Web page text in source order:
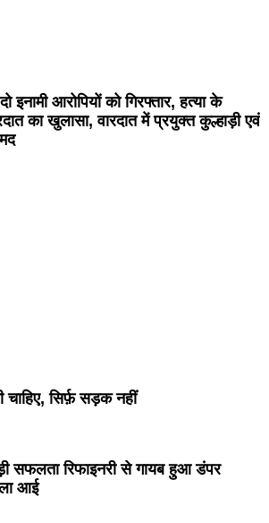
आरोपियों को गिरफ्तार, हत्या के
का खुलासा, वारदात में प्रयुक्त कुल्हाड़ी एवं
सिर्फ़ सड़क नहीं
सफलता रिफाइनरी से गायब हुआ डंपर
आई